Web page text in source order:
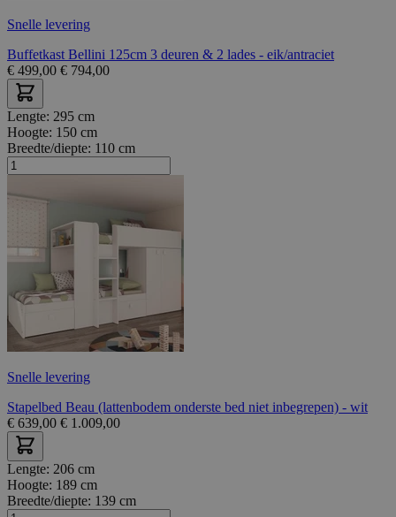
Snelle levering
Buffetkast Bellini 125cm 3 deuren & 2 lades - eik/antraciet
€ 499,00 € 794,00
Lengte: 295 cm
Hoogte: 150 cm
Breedte/diepte: 110 cm
Snelle levering
Stapelbed Beau (lattenbodem onderste bed niet inbegrepen) - wit
€ 639,00 € 1.009,00
Lengte: 206 cm
Hoogte: 189 cm
Breedte/diepte: 139 cm